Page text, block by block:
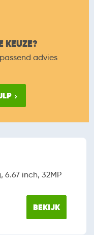
KEUZE?
advies
6.67 inch, 32MP
BEKIJK